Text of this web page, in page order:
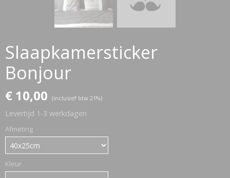
Slaapkamersticker
Bonjour
€ 10,00 (inclusief btw 21%)
Levertijd 1-3 werkdagen
Afmeting
Kleur